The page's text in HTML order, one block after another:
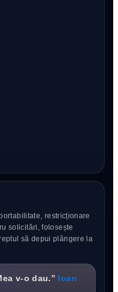
restricționare
solicitări, folosește
să depui plângere la
v-o dau.” Ioan